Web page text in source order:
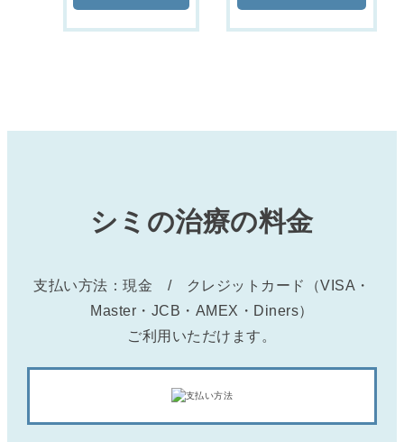
シミの治療の料金
支払い方法：現金 / クレジットカード
（VISA・
Master・JCB・AMEX・Diners）
ご利用いただけます。